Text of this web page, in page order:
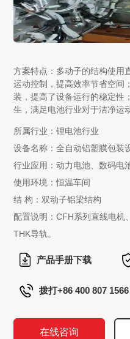
方案特点：多动子的结构使用
运动控制，提高效率节省空间
装，提高了设备运行的稳定性
生，满足电池行业对于洁净运
所属行业：锂电池行业
设备名称：全自动铝塑膜包装
行业应用：动力电池、数码电
使用环境：恒温车间
结 构：双动子铝梁结构
配置说明：CFH系列直线电机
THK导轨。
产品手册下载
拨打+86 400 807 1566
在线咨询